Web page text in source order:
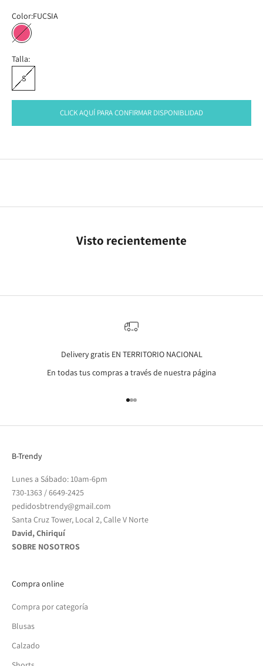
Color:FUCSIA
FUCSIA
Talla:
S
CLICK AQUÍ PARA CONFIRMAR DISPONIBLIDAD
Visto recientemente
Delivery gratis EN TERRITORIO NACIONAL
En todas tus compras a través de nuestra página
Go to item 1
Go to item 2
Go to item 3
B-Trendy
Lunes a Sábado: 10am-6pm
730-1363 /6649-2425
pedidosbtrendy@gmail.com
Santa Cruz Tower, Local 2, Calle V Norte
David, Chiriquí
SOBRE NOSOTROS
Compra online
Compra por categoría
Blusas
Calzado